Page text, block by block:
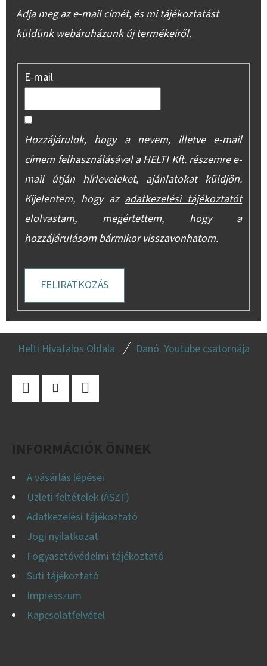
Adja meg az e-mail címét, és mi tájékoztatást
küldünk webáruházunk új termékeiről.
E-mail
Hozzájárulok, hogy a nevem, illetve e-mail
címem felhasználásával a HELTI Kft. részemre e-
mail útján hírleveleket, ajánlatokat küldjön.
Kijelentem, hogy az adatkezelési tájékoztatót
elolvastam, megértettem, hogy a
hozzájárulásom bármikor visszavonhatom.
FELIRATKOZÁS
Helti Hivatalos Oldala Danó. Youtube csatornája
A vásárlás lépései
Üzleti feltételek (ÁSZF)
Adatkezelési tájékoztató
Jogi nyilatkozat
Fogyasztóvédelmi tájékoztató
Süti tájékoztató
Impresszum
Kapcsolatfelvétel